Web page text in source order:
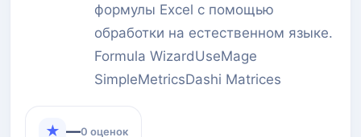
формулы Excel с помощью
обработки на естественном языке.
Formula WizardUseMage
SimpleMetricsDashi Matrices
★ —0 оценок